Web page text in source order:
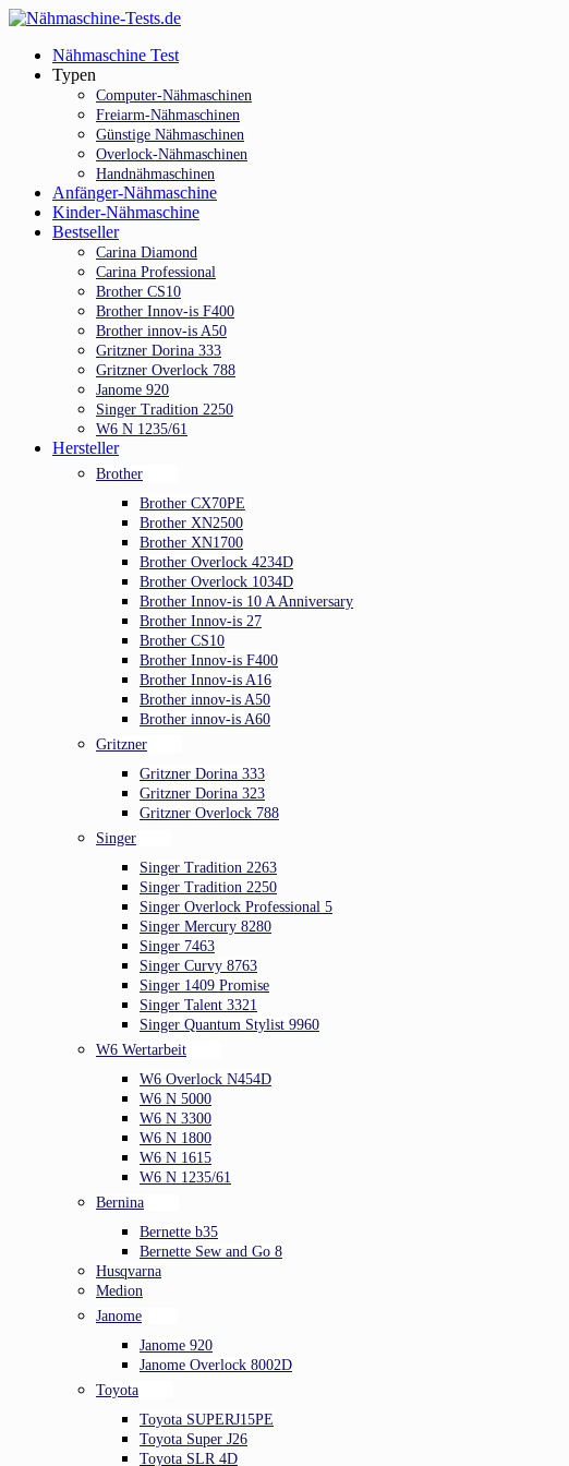
Skip
main
content
Menu
Nähmaschine Test
Typen
Computer-Nähmaschinen
Freiarm-Nähmaschinen
Günstige Nähmaschinen
Overlock-Nähmaschinen
Handnähmaschinen
Anfänger-Nähmaschine
Kinder-Nähmaschine
Bestseller
Carina Diamond
Carina Professional
Brother CS10
Brother Innov-is F400
Brother innov-is A50
Gritzner Dorina 333
Gritzner Overlock 788
Janome 920
Singer Tradition 2250
W6 N 1235/61
Hersteller
Brother
Brother CX70PE
Brother XN2500
Brother XN1700
Brother Overlock 4234D
Brother Overlock 1034D
Brother Innov-is 10 A Anniversary
Brother Innov-is 27
Brother CS10
Brother Innov-is F400
Brother Innov-is A16
Brother innov-is A50
Brother innov-is A60
Gritzner
Gritzner Dorina 333
Gritzner Dorina 323
Gritzner Overlock 788
Singer
Singer Tradition 2263
Singer Tradition 2250
Singer Overlock Professional 5
Singer Mercury 8280
Singer 7463
Singer Curvy 8763
Singer 1409 Promise
Singer Talent 3321
Singer Quantum Stylist 9960
W6 Wertarbeit
W6 Overlock N454D
W6 N 5000
W6 N 3300
W6 N 1800
W6 N 1615
W6 N 1235/61
Bernina
Bernette b35
Bernette Sew and Go 8
Husqvarna
Medion
Janome
Janome 920
Janome Overlock 8002D
Toyota
Toyota SUPERJ15PE
Toyota Super J26
Toyota SLR 4D